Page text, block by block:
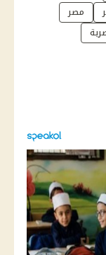
مصر